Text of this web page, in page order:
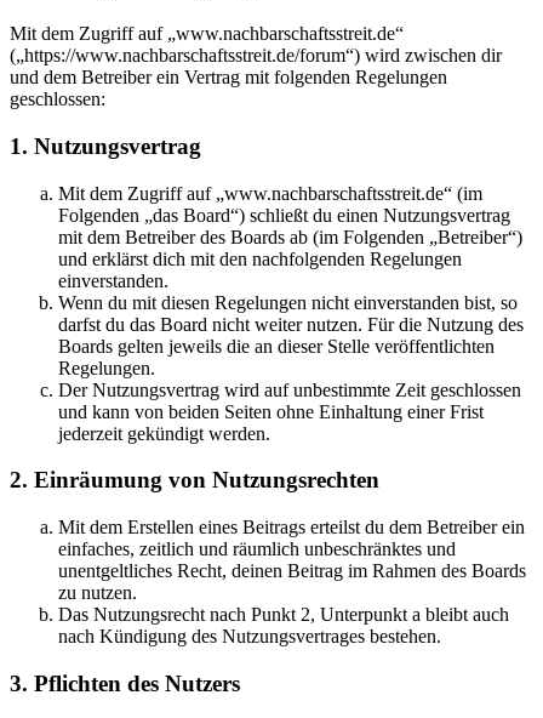
Mit dem Zugriff auf „www.nachbarschaftsstreit.de“
(„https://www.nachbarschaftsstreit.de/forum“) wird zwischen dir
und dem Betreiber ein Vertrag mit folgenden Regelungen
geschlossen:
1. Nutzungsvertrag
Mit dem Zugriff auf „www.nachbarschaftsstreit.de“ (im
Folgenden „das Board“) schließt du einen Nutzungsvertrag
mit dem Betreiber des Boards ab (im Folgenden „Betreiber“)
und erklärst dich mit den nachfolgenden Regelungen
einverstanden.
Wenn du mit diesen Regelungen nicht einverstanden bist, so
darfst du das Board nicht weiter nutzen. Für die Nutzung des
Boards gelten jeweils die an dieser Stelle veröffentlichten
Regelungen.
Der Nutzungsvertrag wird auf unbestimmte Zeit geschlossen
und kann von beiden Seiten ohne Einhaltung einer Frist
jederzeit gekündigt werden.
2. Einräumung von Nutzungsrechten
Mit dem Erstellen eines Beitrags erteilst du dem Betreiber ein
einfaches, zeitlich und räumlich unbeschränktes und
unentgeltliches Recht, deinen Beitrag im Rahmen des Boards
zu nutzen.
Das Nutzungsrecht nach Punkt 2, Unterpunkt a bleibt auch
nach Kündigung des Nutzungsvertrages bestehen.
3. Pflichten des Nutzers